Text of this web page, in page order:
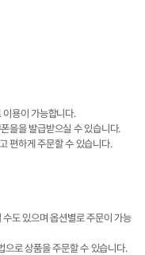
용이 가능합니다.
을을 발급받으실 수 있습니다.
편하게 주문할 수 있습니다.
도 있으며 옵션별로 주문이 가능
으로 상품을 주문할 수 있습니다.